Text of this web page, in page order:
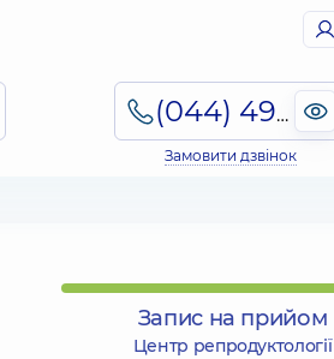
(044) 495-2-888
Замовити дзвінок
Запис на прийом
Центр репродуктології